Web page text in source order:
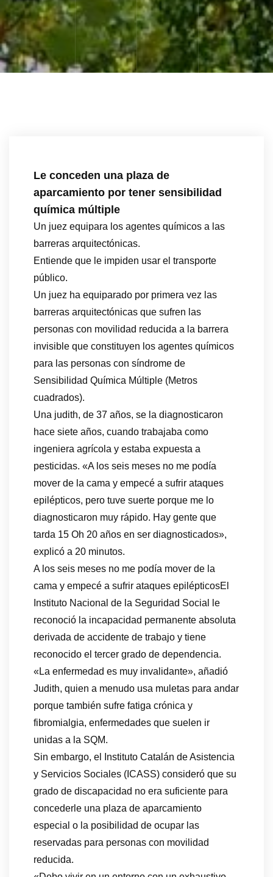
Le conceden una plaza de
aparcamiento por tener sensibilidad
química múltiple
Un juez equipara los agentes químicos a las
barreras arquitectónicas.
Entiende que le impiden usar el transporte
público.
Un juez ha equiparado por primera vez las
barreras arquitectónicas que sufren las
personas con movilidad reducida a la barrera
invisible que constituyen los agentes químicos
para las personas con síndrome de
Sensibilidad Química Múltiple (Metros
cuadrados).
Una judith, de 37 años, se la diagnosticaron
hace siete años, cuando trabajaba como
ingeniera agrícola y estaba expuesta a
pesticidas. «A los seis meses no me podía
mover de la cama y empecé a sufrir ataques
epilépticos, pero tuve suerte porque me lo
diagnosticaron muy rápido. Hay gente que
tarda 15 Oh 20 años en ser diagnosticados»,
explicó a 20 minutos.
A los seis meses no me podía mover de la
cama y empecé a sufrir ataques epilépticosEl
Instituto Nacional de la Seguridad Social le
reconoció la incapacidad permanente absoluta
derivada de accidente de trabajo y tiene
reconocido el tercer grado de dependencia.
«La enfermedad es muy invalidante», añadió
Judith, quien a menudo usa muletas para andar
porque también sufre fatiga crónica y
fibromialgia, enfermedades que suelen ir
unidas a la SQM.
Sin embargo, el Instituto Catalán de Asistencia
y Servicios Sociales (ICASS) consideró que su
grado de discapacidad no era suficiente para
concederle una plaza de aparcamiento
especial o la posibilidad de ocupar las
reservadas para personas con movilidad
reducida.